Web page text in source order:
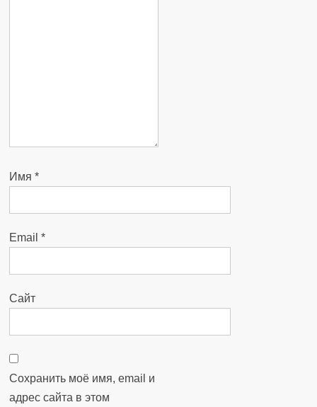
Имя*
Email*
Сайт
Сохранить моё имя, email и
адрес сайта в этом